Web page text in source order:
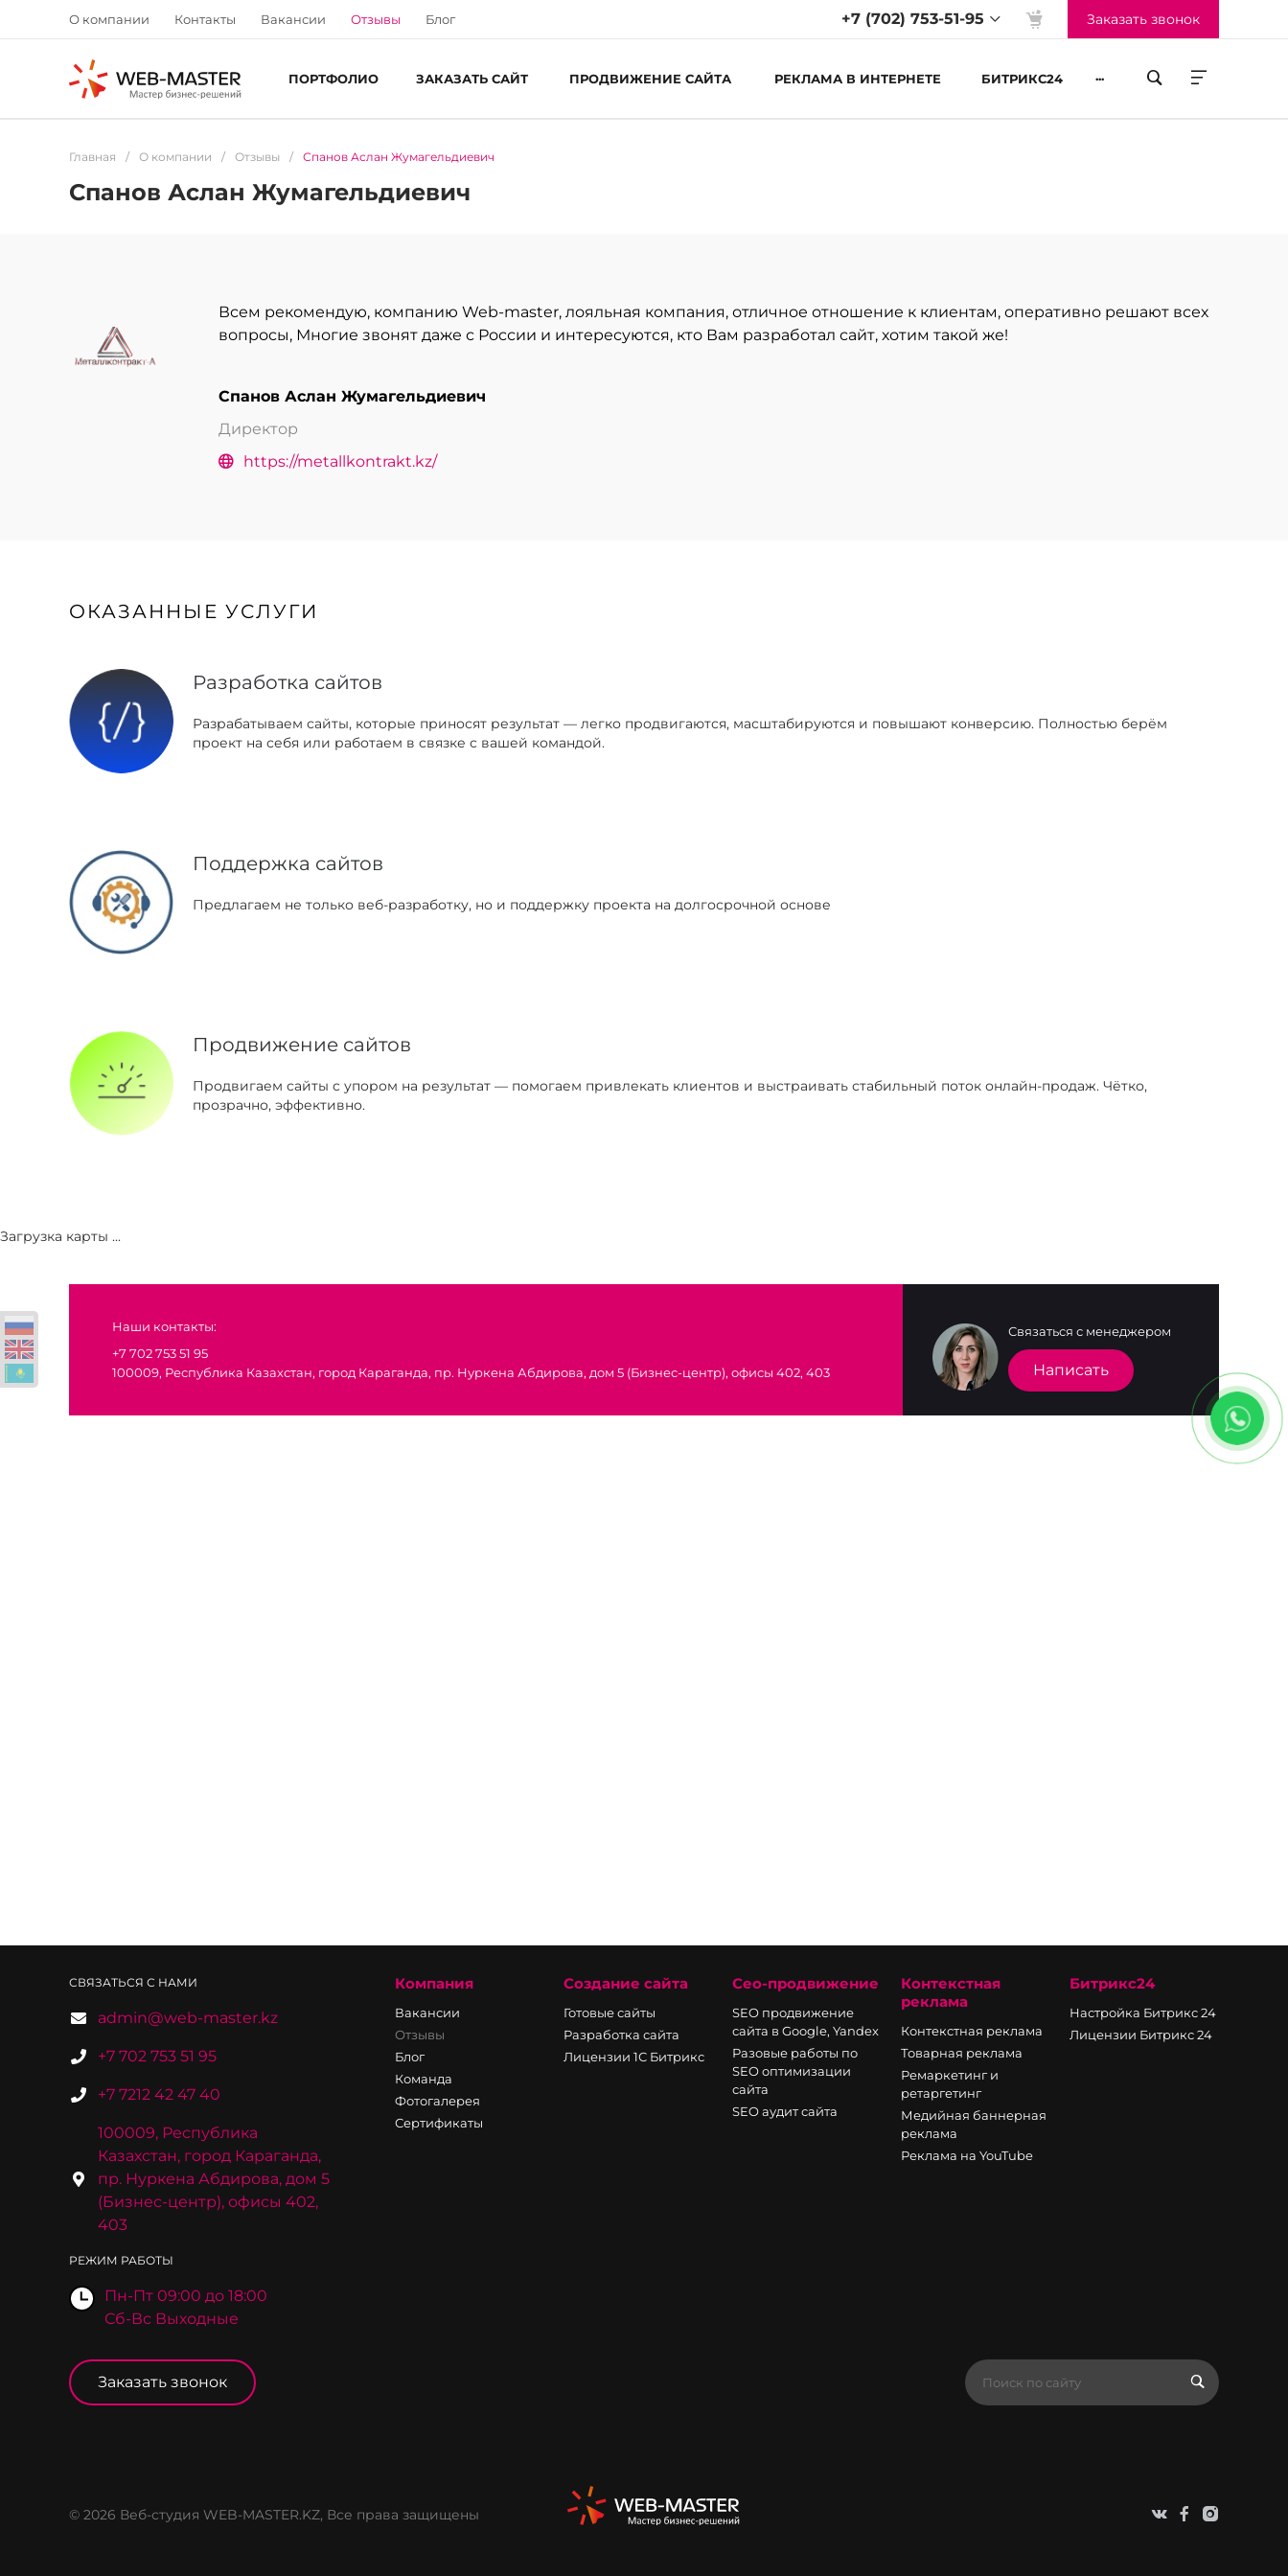
О компании Контакты Вакансии Отзывы Блог +7 (702) 753-51-95 Заказать звонок
ПОРТФОЛИО ЗАКАЗАТЬ САЙТ ПРОДВИЖЕНИЕ САЙТА РЕКЛАМА В ИНТЕРНЕТЕ БИТРИКС24 ...
Главная / О компании / Отзывы / Спанов Аслан Жумагельдиевич
Спанов Аслан Жумагельдиевич
Всем рекомендую, компанию Web-master, лояльная компания, отличное отношение к клиентам, оперативно решают всех
вопросы, Многие звонят даже с России и интересуются, кто Вам разработал сайт, хотим такой же!
Спанов Аслан Жумагельдиевич
Директор
https://metallkontrakt.kz/
ОКАЗАННЫЕ УСЛУГИ
Разработка сайтов
Разрабатываем сайты, которые приносят результат — легко продвигаются, масштабируются и повышают конверсию. Полностью берём
проект на себя или работаем в связке с вашей командой.
Поддержка сайтов
Предлагаем не только веб-разработку, но и поддержку проекта на долгосрочной основе
Продвижение сайтов
Продвигаем сайты с упором на результат — помогаем привлекать клиентов и выстраивать стабильный поток онлайн-продаж. Чётко,
прозрачно, эффективно.
Наши контакты:
+7 702 753 51 95
100009, Республика Казахстан, город Караганда, пр. Нуркена Абдирова, дом 5 (Бизнес-центр), офисы 402, 403
Связаться с менеджером
Написать
Загрузка карты ...
СВЯЗАТЬСЯ С НАМИ
admin@web-master.kz
+7 702 753 51 95
+7 7212 42 47 40
100009, Республика
Казахстан, город Караганда,
пр. Нуркена Абдирова, дом 5
(Бизнес-центр), офисы 402,
403
РЕЖИМ РАБОТЫ
Пн-Пт 09:00 до 18:00
Сб-Вс Выходные
Компания
Вакансии
Отзывы
Блог
Команда
Фотогалерея
Сертификаты
Создание сайта
Готовые сайты
Разработка сайта
Лицензии 1С Битрикс
Сео-продвижение
SEO продвижение
сайта в Google, Yandex
Разовые работы по
SEO оптимизации
сайта
SEO аудит сайта
Контекстная
реклама
Контекстная реклама
Товарная реклама
Ремаркетинг и
ретаргетинг
Медийная баннерная
реклама
Реклама на YouTube
Битрикс24
Настройка Битрикс 24
Лицензии Битрикс 24
Заказать звонок
© 2026 Веб-студия WEB-MASTER.KZ, Все права защищены